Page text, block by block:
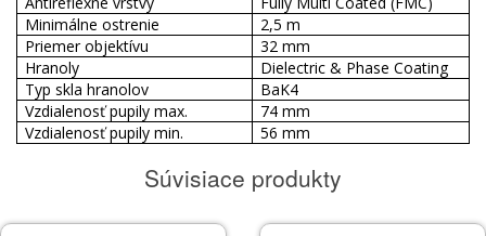
Minimálne ostrenie
2,5 m
Priemer objektívu
32 mm
Hranoly
Dielectric & Phase Coating
Typ skla hranolov
BaK4
Vzdialenosť pupily max.
74 mm
Vzdialenosť pupily min.
56 mm
Súvisiace produkty